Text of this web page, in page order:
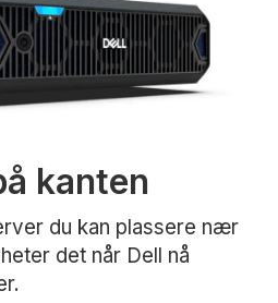
kanten
du kan plassere nær
det når Dell nå